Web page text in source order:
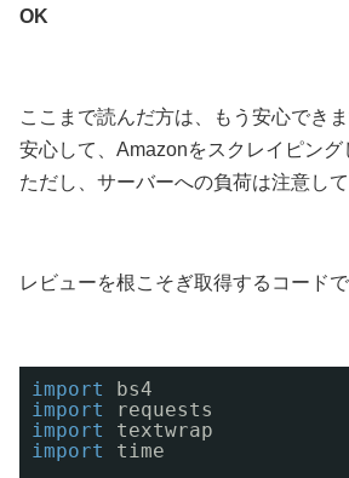
OK
ここまで読んだ方は、もう安心できま
安心して、Amazonをスクレイピング
ただし、サーバーへの負荷は注意して
レビューを根こそぎ取得するコードで
import
bs4
import
requests
import
textwrap
import
time